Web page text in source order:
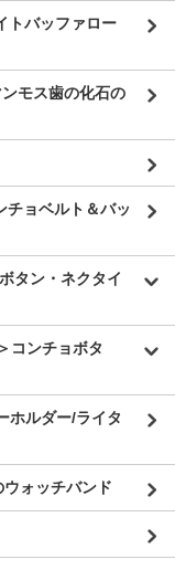
トバッファロー
モス歯の化石の
チョベルト＆バッ
タン・ネクタイ
コンチョボタ
ホルダー/ライタ
ォッチバンド